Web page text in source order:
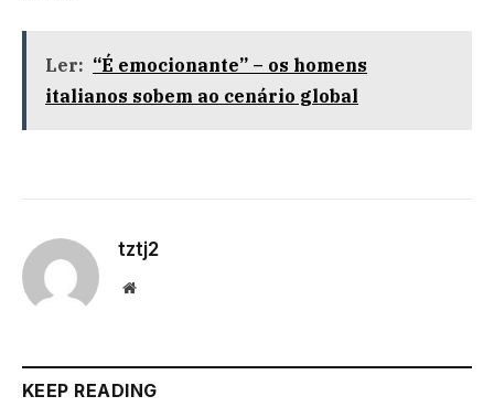
Ler: “É emocionante” – os homens
italianos sobem ao cenário global
tztj2
Website
KEEP READING